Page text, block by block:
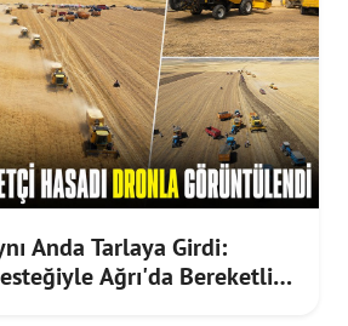
Anda Tarlaya Girdi:
Ağrı'da Bereketli